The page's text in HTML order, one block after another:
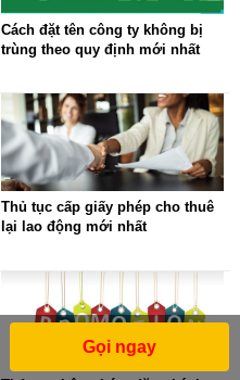
Cách đặt tên công ty không bị
trùng theo quy định mới nhất
Thủ tục cấp giấy phép cho thuê
lại lao động mới nhất
Gọi ngay